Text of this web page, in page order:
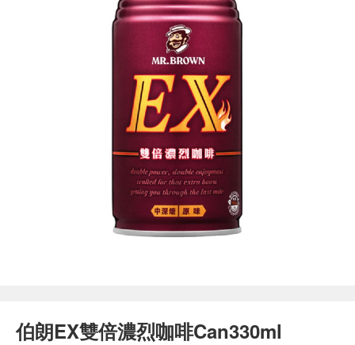
伯朗EX雙倍濃烈咖啡Can330ml